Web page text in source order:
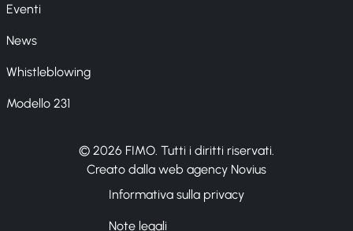
Eventi
News
Whistleblowing
Modello 231
© 2026 FIMO. Tutti i diritti riservati.
Creato dalla web agency Novius
Informativa sulla privacy
Note legali